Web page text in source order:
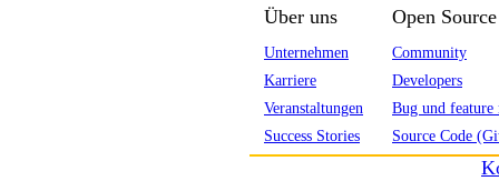
Über uns
Unternehmen
Karriere
Veranstaltungen
Success Stories
Open Source
Community
Developers
Bug und feature
Source Code